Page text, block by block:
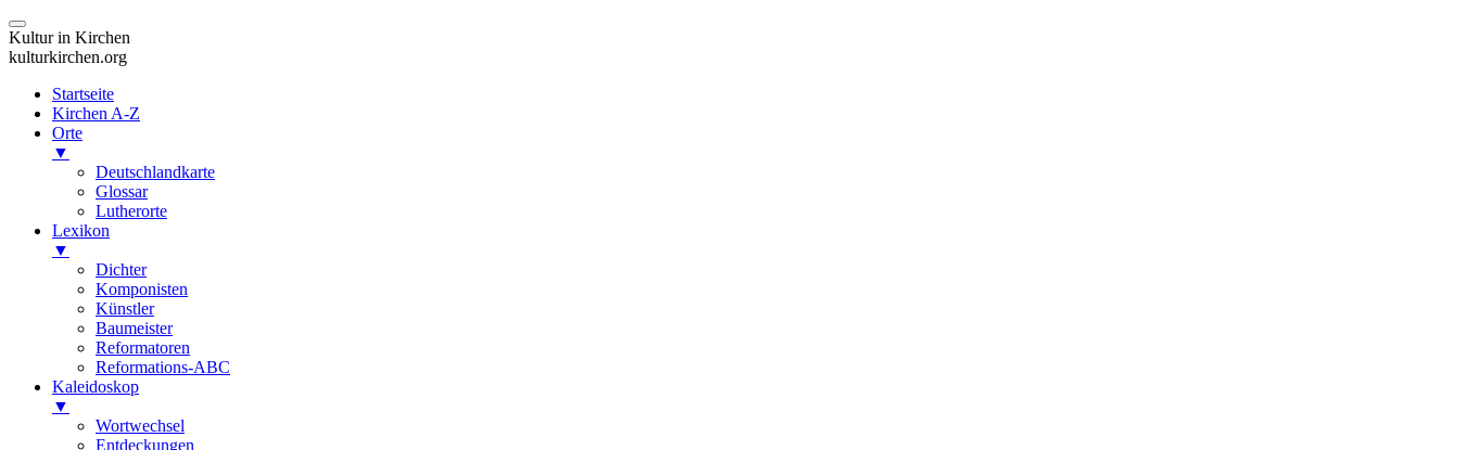
Kultur in Kirchen
kulturkirchen.org
Startseite
Kirchen A-Z
Orte
▼
Deutschlandkarte
Glossar
Lutherorte
Lexikon
▼
Dichter
Komponisten
Künstler
Baumeister
Reformatoren
Reformations-ABC
Kaleidoskop
▼
Wortwechsel
Entdeckungen